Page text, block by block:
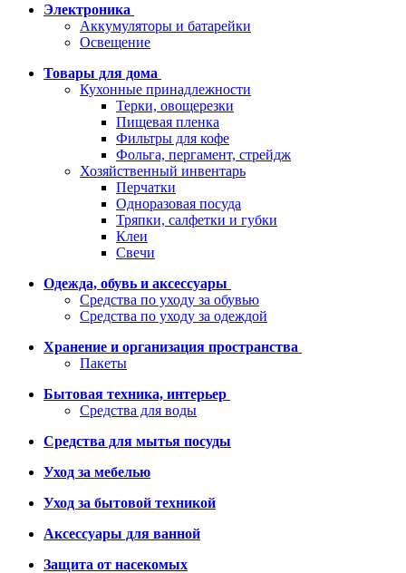
Электроника
Аккумуляторы и батарейки
Освещение
Товары для дома
Кухонные принадлежности
Терки, овощерезки
Пищевая пленка
Фильтры для кофе
Фольга, пергамент, стрейдж
Хозяйственный инвентарь
Перчатки
Одноразовая посуда
Тряпки, салфетки и губки
Клеи
Свечи
Одежда, обувь и аксессуары
Средства по уходу за обувью
Средства по уходу за одеждой
Хранение и организация пространства
Пакеты
Бытовая техника, интерьер
Средства для воды
Средства для мытья посуды
Уход за мебелью
Уход за бытовой техникой
Аксессуары для ванной
Защита от насекомых